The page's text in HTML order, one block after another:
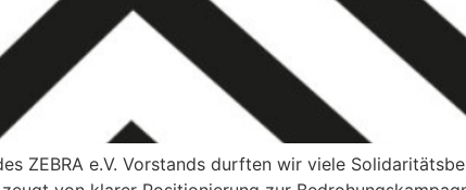
ZEBRA e.V. Vorstands durften wir viele